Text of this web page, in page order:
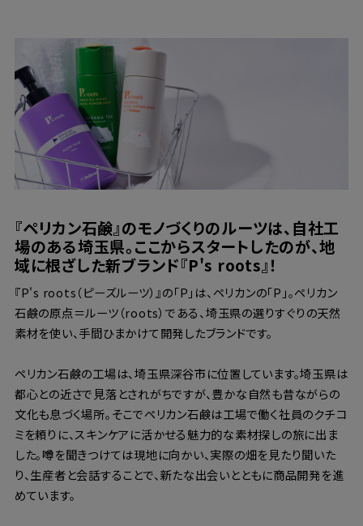
『ペリカン石鹸』のモノづくりのルーツは、自社工
場のある埼玉県。ここからスタートしたのが、地
域に根ざした新ブランド『P's roots』！
『P's roots（ピーズルーツ）』の「P」は、ペリカンの「P」。ペリカン
石鹸の原点＝ルーツ（roots）である、埼玉県の選りすぐりの天然
素材を使い、手間ひまかけて開発したブランドです。
ペリカン石鹸の工場は、埼玉県深谷市に位置しています。埼玉県は
都心との近さで見落とされがちですが、豊かな自然も昔ながらの
文化も息づく場所。そこでペリカン石鹸は工場で働く社員のクチコ
ミを頼りに、スキンケアに活かせる魅力的な素材探しの旅に出ま
した。噂を聞きつけては現地に向かい、実際の畑を見たり聞いた
り、生産者と会話することで、新たな出会いとともに商品開発を進
めています。